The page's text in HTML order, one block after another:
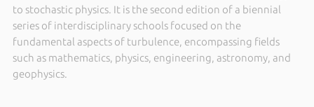
to stochastic physics. It is the second edition of a biennial
series of interdisciplinary schools focused on the
fundamental aspects of turbulence, encompassing fields
such as mathematics, physics, engineering, astronomy, and
geophysics.